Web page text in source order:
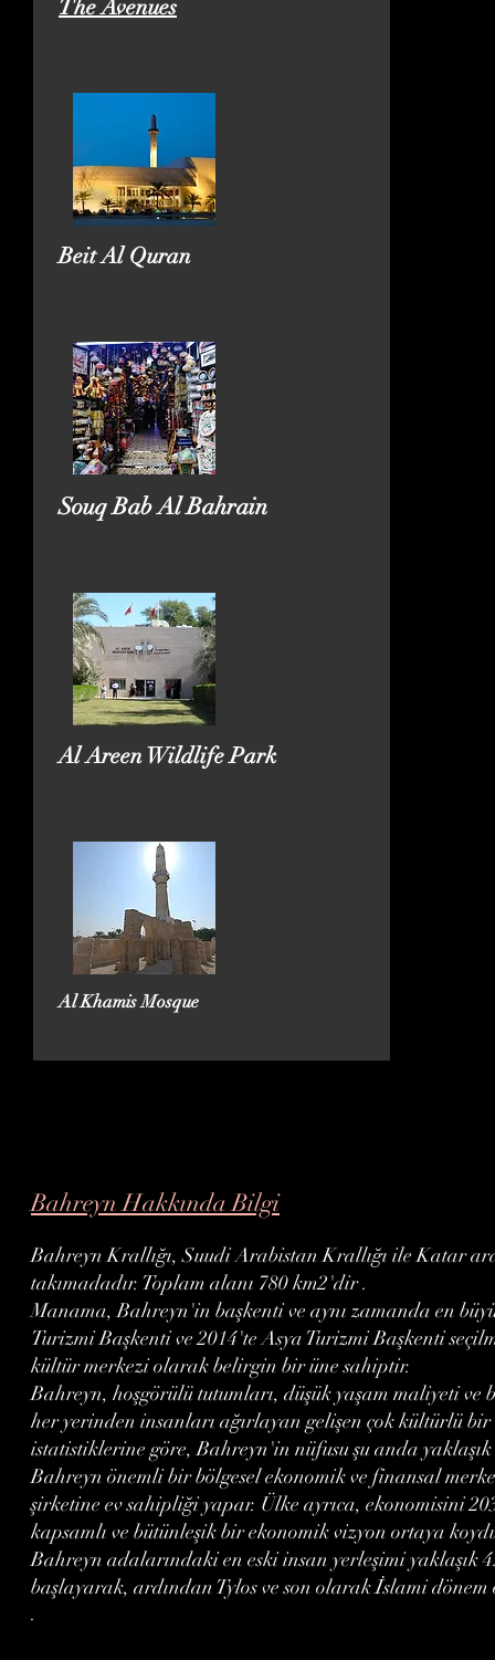
The Avenues
Beit Al Quran
Souq Bab Al Bahrain
Al Areen Wildlife Park
Al Khamis Mosque
Bahreyn Hakkında Bilgi
Bahreyn Krallığı, Suudi Arabistan Krallığı ile Katar
takımadadır. Toplam alanı 780 km2'dir .
Manama, Bahreyn'in başkenti ve aynı zamanda en
Turizmi Başkenti ve 2014'te Asya Turizmi Başkenti
kültür merkezi olarak belirgin bir üne sahiptir.
Bahreyn, hoşgörülü tutumları, düşük yaşam maliyeti ve
her yerinden insanları ağırlayan gelişen çok kültürlü
istatistiklerine göre, Bahreyn'in nüfusu şu anda
Bahreyn önemli bir bölgesel ekonomik ve finansal
şirketine ev sahipliği yapar. Ülke ayrıca, ekonomisini
kapsamlı ve bütünleşik bir ekonomik vizyon ortaya
Bahreyn adalarındaki en eski insan yerleşimi yaklaşık
başlayarak, ardından Tylos ve son olarak İslami
.